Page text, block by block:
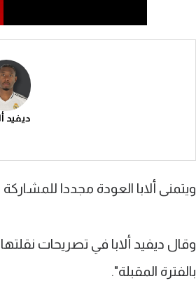
ديفيد
ويتمنى ألابا العودة مجددا
وقال ديفيد ألابا في تصريحات
بالفترة المقبلة".